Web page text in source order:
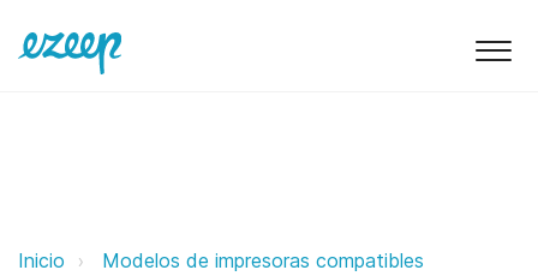
Panasonic ezeep Support Support
Inicio
Modelos de impresoras compatibles